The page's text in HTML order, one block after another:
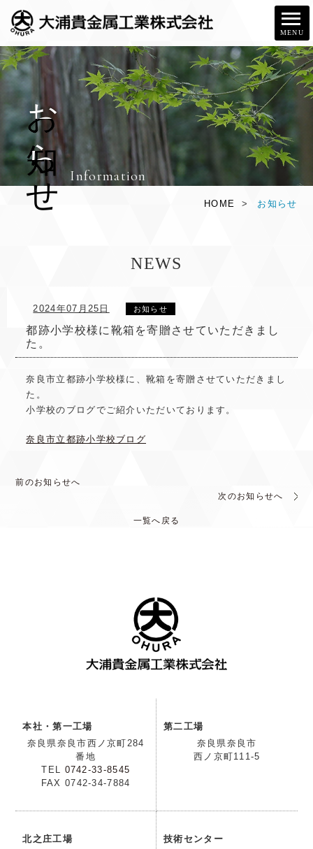
MENU
お
ら
せ Information
HOME > お知らせ
NEWS
2024年07月25日 お知らせ
都跡小学校様に靴箱を寄贈させていただきまし
た。
奈良市立 都跡小学校様 に、靴箱を寄贈させていただきまし
た。
小学校のブログでご紹介いただいております。
奈良市立都跡小学校ブログ
前のお知らせへ
次のお知らせへ
一覧へ戻る
本社・第一工場
奈良県奈良市西ノ京町284
番地
TEL 0742-33-8545
FAX 0742-34-7884
第二工場
奈良県奈良市
西ノ京町111-5
北之庄工場
技術センター